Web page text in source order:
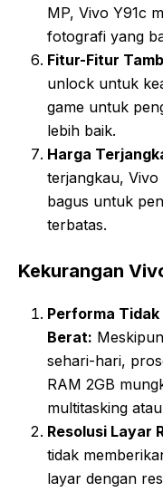
MP, Vivo Y91c
fotografi yang
Fitur-Fitur
unlock untuk
game untuk
lebih baik.
Harga
terjangkau,
bagus untuk
terbatas.
Kekurangan
Performa
Berat:
sehari-hari,
RAM 2GB
multitasking
Resolusi Layar
tidak
layar dengan